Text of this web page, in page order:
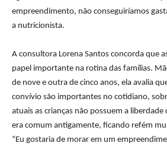
empreendimento, não conseguiríamos
a nutricionista.
A consultora Lorena Santos concorda que
papel importante na rotina das famílias.
de nove e outra de cinco anos, ela avalia
convívio são importantes no cotidiano,
atuais as crianças não possuem a
era comum antigamente, ficando refém
“Eu gostaria de morar em um